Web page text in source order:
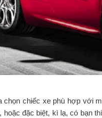
chọn chiếc xe phù hợp với
hoặc đặc biệt, kì lạ, có bạn